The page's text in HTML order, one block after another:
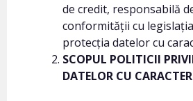
de credit, responsabilă
conformității cu
protecția datelor cu
SCOPUL POLITICII
DATELOR CU